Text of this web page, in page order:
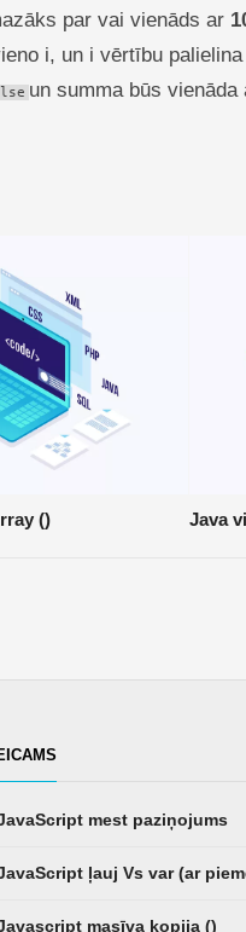
par vai vienāds ar
i, un i vērtību
un summa būs
() Java
mest paziņojums
ļauj Vs var (ar
masīva kopija ()